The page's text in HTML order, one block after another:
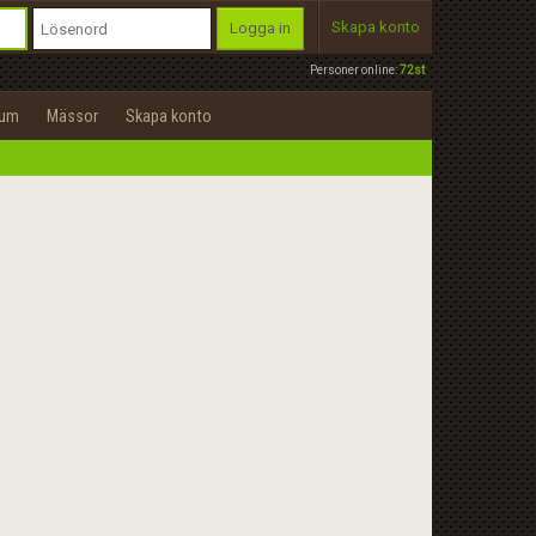
Personer online:72st
Logga in Skapa konto
Mässor Skapa konto